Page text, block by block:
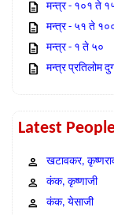
मन्त्र - १०१ ते
मन्त्र - ५१ ते
मन्त्र - १ ते ५०
मन्त्र प्रतिलोम
Latest
खटावकर,
कंक, कृष्णाजी
कंक, येसाजी